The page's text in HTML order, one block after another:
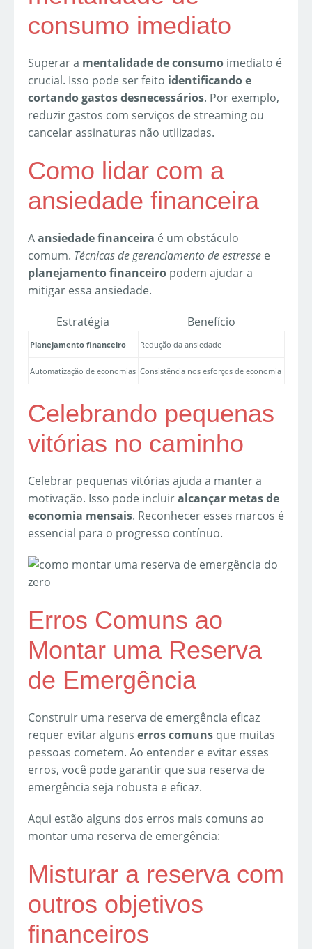
consumo imediato
Superar a mentalidade de consumo imediato é
crucial. Isso pode ser feito identificando e
cortando gastos desnecessários. Por exemplo,
reduzir gastos com serviços de streaming ou
cancelar assinaturas não utilizadas.
Como lidar com a
ansiedade financeira
Aansiedade financeira é um obstáculo
comum. Técnicas de gerenciamento de estresse e
planejamento financeiro podem ajudar a
mitigar essa ansiedade.
Estratégia Benefício
Planejamento financeiro Redução da ansiedade
Automatização de economias Consistência nos esforços de economia
Celebrando pequenas
vitórias no caminho
Celebrar pequenas vitórias ajuda a manter a
motivação. Isso pode incluiralcançar metas de
economia mensais. Reconhecer esses marcos é
essencial para o progresso contínuo.
Erros Comuns ao
Montar uma Reserva
de Emergência
Construir uma reserva de emergência eficaz
requer evitar alguns erros comuns que muitas
pessoas cometem. Ao entender e evitar esses
erros, você pode garantir que sua reserva de
emergência seja robusta e eficaz.
Aqui estão alguns dos erros mais comuns ao
montar uma reserva de emergência:
Misturar a reserva com
outros objetivos
financeiros